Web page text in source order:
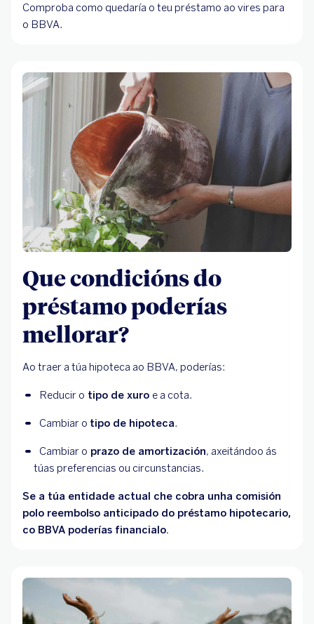
Comproba como quedaría o teu préstamo ao vires para
o BBVA.
Que condicións do
préstamo poderías
mellorar?
Ao traer a túa hipoteca ao BBVA, poderías:
Reducir o tipo de xuro e a cota.
Cambiar o tipo de hipoteca.
Cambiar o prazo de amortización, axeitándoo ás
túas preferencias ou circunstancias.
Se a túa entidade actual che cobra unha comisión
polo reembolso anticipado do préstamo hipotecario,
co BBVA poderías financialo.